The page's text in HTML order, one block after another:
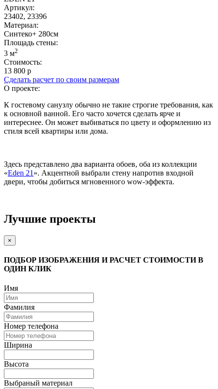
Артикул:
23402, 23396
Материал:
Синтеко+ 280см
Площадь cтены:
3 м2
Стоимость:
13 800 р
Сделать расчет по своим размерам
О проекте:
К гостевому санузлу обычно не такие строгие требования, как
к основной ванной. Его часто хочется сделать ярче и
интереснее. Он может выбиваться по цвету и оформлению из
стиля всей квартиры или дома.
Здесь представлено два варианта обоев, оба из коллекции
«Eden 21 ». Акцентной выбрали стену напротив входной
двери, чтобы добиться мгновенного wow-эффекта.
Лучшие проекты
×
ПОДБОР ИЗОБРАЖЕНИЯ И РАСЧЕТ СТОИМОСТИ В
ОДИН КЛИК
Имя
Фамилия
Номер телефона
Ширина
Высота
Выбраный материал